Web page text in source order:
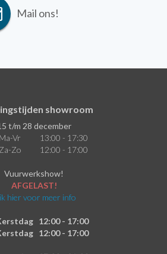
Mail ons!
showroom
t/m 28 december
Ma-Vr
13:00 - 17:30
Za-Zo
12:00 - 17:00
Vuurwerkshow!
AFGELAST!
hier voor meer info
12:00 - 17:00
12:00 - 17:00